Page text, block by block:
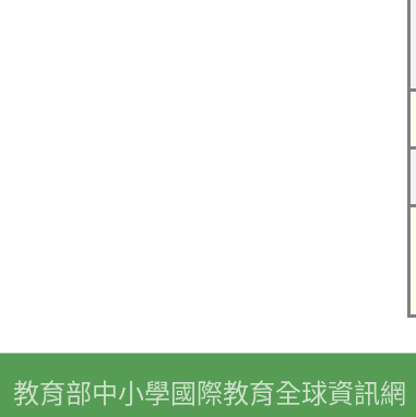
教育部中小學國際教育全球資訊網